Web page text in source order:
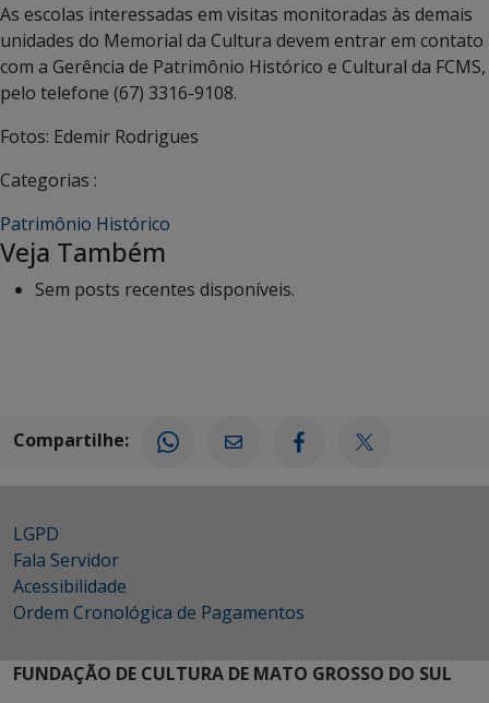
As escolas interessadas em visitas monitoradas às demais
unidades do Memorial da Cultura devem entrar em contato
com a Gerência de Patrimônio Histórico e Cultural da FCMS,
pelo telefone (67) 3316-9108.
Fotos: Edemir Rodrigues
Categorias :
Patrimônio Histórico
Veja Também
Sem posts recentes disponíveis.
Compartilhe:
LGPD
Fala Servidor
Acessibilidade
Ordem Cronológica de Pagamentos
FUNDAÇÃO DE CULTURA DE MATO GROSSO DO SUL